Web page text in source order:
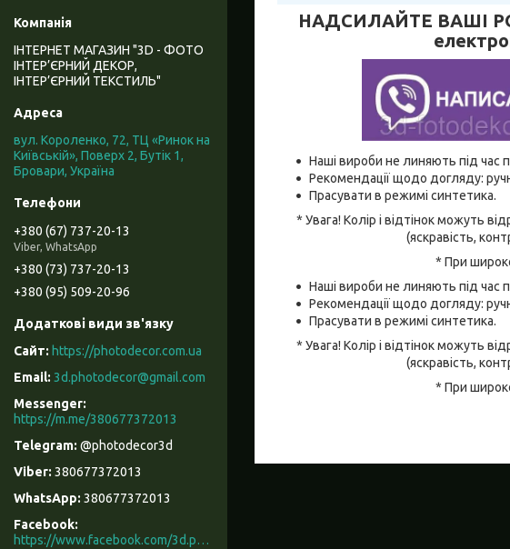
НАДСИЛАЙТЕ ВАШІ
Наші вироби не линяють під час
Рекомендації щодо догляду:
Прасувати в режимі синтетика.
* Увага! Колір і відтінок можуть
(яскравість,
* При
Наші вироби не линяють під час
Рекомендації щодо догляду:
Прасувати в режимі синтетика.
* Увага! Колір і відтінок можуть
(яскравість,
* При
ІНТЕРНЕТ МАГАЗИН "3D - ФОТО
ІНТЕР’ЄРНИЙ ДЕКОР,
ІНТЕР’ЄРНИЙ ТЕКСТИЛЬ"
вул. Короленко, 72, ТЦ «Ринок на
Київській», Поверх 2, Бутік 1,
Бровари, Україна
+380 (67) 737-20-13
Viber, WhatsApp
+380 (73) 737-20-13
+380 (95) 509-20-96
https://photodecor.com.ua
3d.photodecor@gmail.com
https://m.me/380677372013
@photodecor3d
380677372013
380677372013
Facebook
https://www.facebook.com/3d.photodecor/